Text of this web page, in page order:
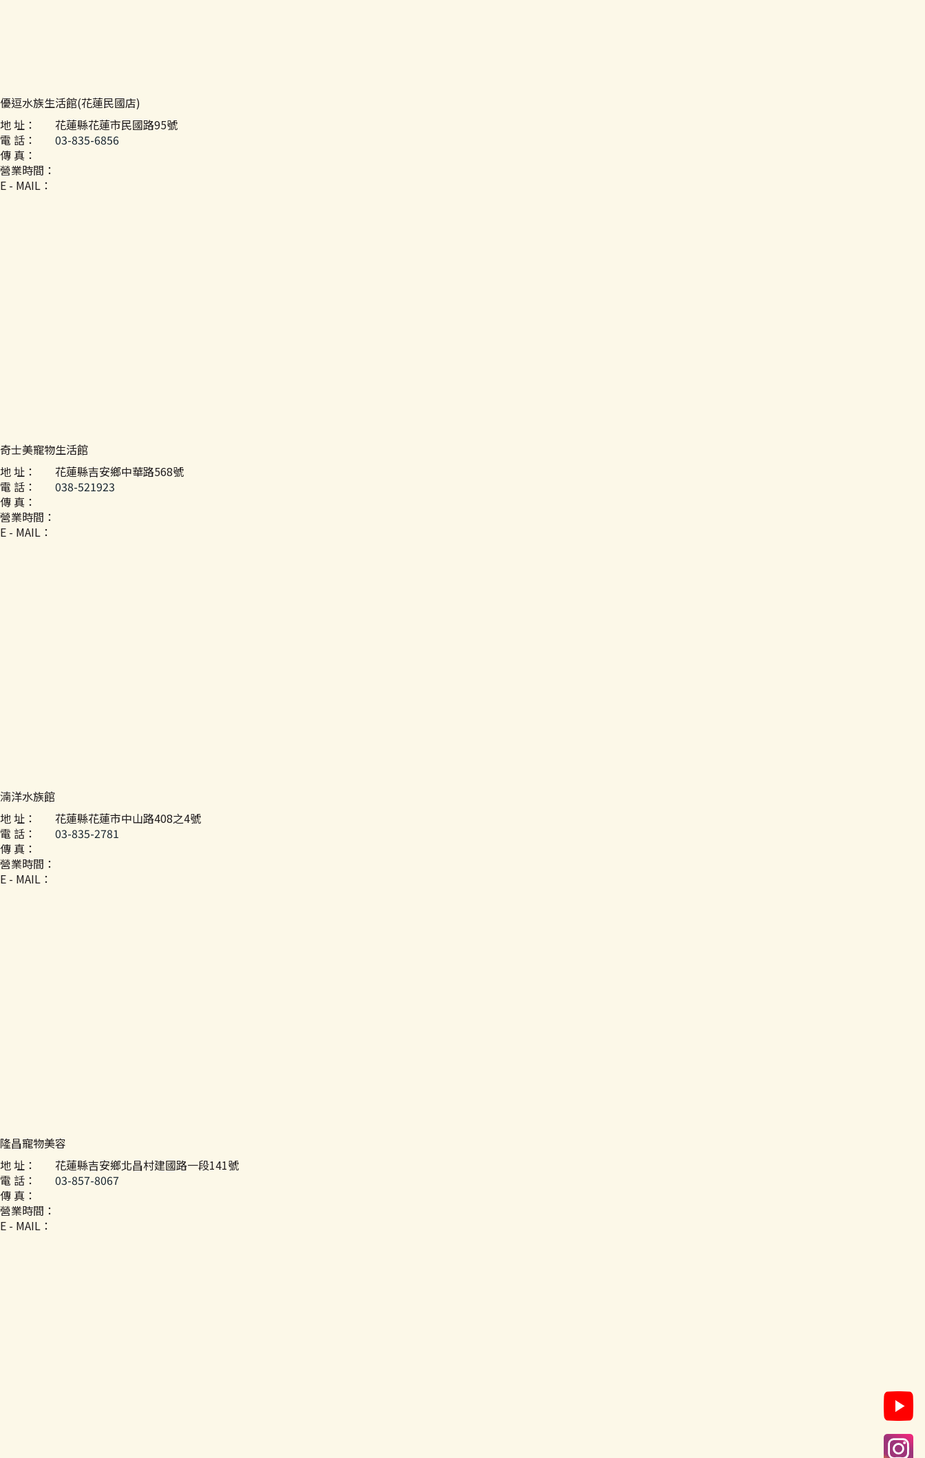
優逗水族生活館(花蓮民國店)
地 址：
花蓮縣花蓮市民國路95號
電 話：
03-835-6856
傳 真：
營業時間：
E - MAIL：
奇士美寵物生活館
地 址：
花蓮縣吉安鄉中華路568號
電 話：
038-521923
傳 真：
營業時間：
E - MAIL：
湳洋水族館
地 址：
花蓮縣花蓮市中山路408之4號
電 話：
03-835-2781
傳 真：
營業時間：
E - MAIL：
隆昌寵物美容
地 址：
花蓮縣吉安鄉北昌村建國路一段141號
電 話：
03-857-8067
傳 真：
營業時間：
E - MAIL：